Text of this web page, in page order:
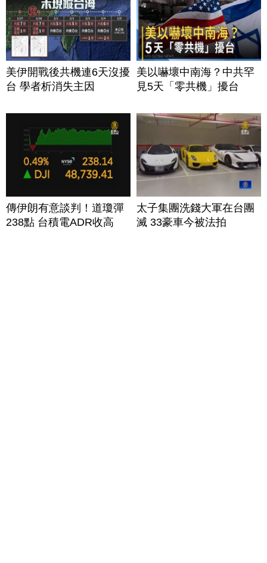
美伊開戰後共機連6天沒擾
台 學者析消失主因
美以嚇壞中南海？中共罕
見5天「零共機」擾台
傳伊朗有意談判！道瓊彈
238點 台積電ADR收高
太子集團洗錢大軍在台團
滅 33豪車今被法拍